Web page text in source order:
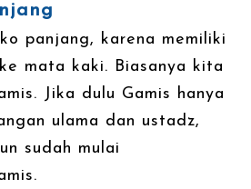
panjang, karena memiliki
mata kaki. Biasanya kita
Jika dulu Gamis hanya
ulama dan ustadz,
sudah mulai